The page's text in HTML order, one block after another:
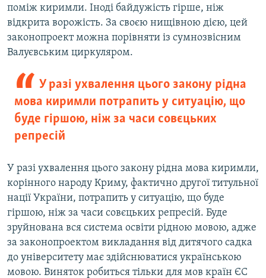
поміж киримли. Іноді байдужість гірше, ніж
відкрита ворожість. За своєю нищівною дією, цей
законопроект можна порівняти із сумнозвісним
Валуєвським циркуляром.
У разі ухвалення цього закону рідна
мова киримли потрапить у ситуацію, що
буде гіршою, ніж за часи совєцьких
репресій
У разі ухвалення цього закону рідна мова киримли,
корінного народу Криму, фактично другої титульної
нації України, потрапить у ситуацію, що буде
гіршою, ніж за часи совєцьких репресій. Буде
зруйнована вся система освіти рідною мовою, адже
за законопроектом викладання від дитячого садка
до університету має здійснюватися українською
мовою. Виняток робиться тільки для мов країн ЄС